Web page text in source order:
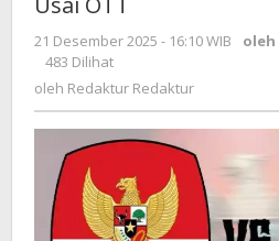
21 Desember 2025 - 16:10 WIB oleh
483 Dilihat
oleh Redaktur Redaktur